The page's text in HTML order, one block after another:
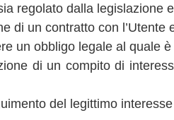
regolato dalla legislazione
di un contratto con
un obbligo legale al quale
di un compito di
del legittimo